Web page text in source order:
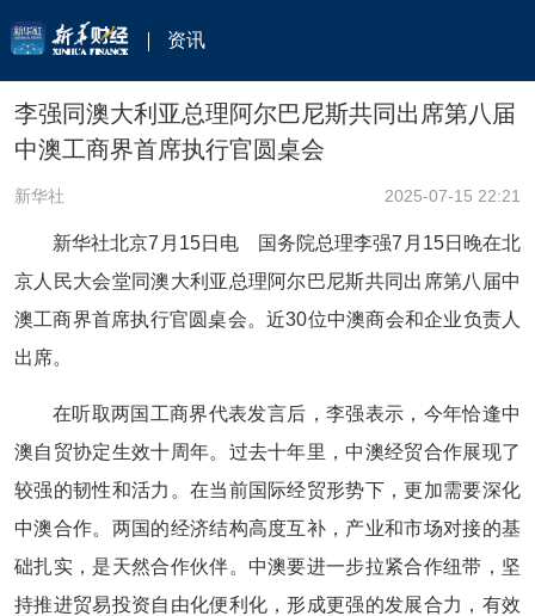
资讯
李强同澳大利亚总理阿尔巴尼斯共同出席第八届
中澳工商界首席执行官圆桌会
新华社 2025-07-15 22:21
新华社北京7月15日电 国务院总理李强7月15日晚在北
京人民大会堂同澳大利亚总理阿尔巴尼斯共同出席第八届中
澳工商界首席执行官圆桌会。近30位中澳商会和企业负责人
出席。
在听取两国工商界代表发言后，李强表示，今年恰逢中
澳自贸协定生效十周年。过去十年里，中澳经贸合作展现了
较强的韧性和活力。在当前国际经贸形势下，更加需要深化
中澳合作。两国的经济结构高度互补，产业和市场对接的基
础扎实，是天然合作伙伴。中澳要进一步拉紧合作纽带，坚
持推进贸易投资自由化便利化，形成更强的发展合力，有效